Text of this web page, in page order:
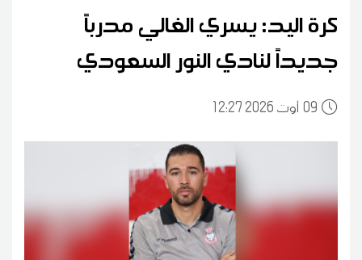
كرة اليد: يسري الغالي مدرباً
جديداً لنادي النور السعودي
0912:27 2026 أوت